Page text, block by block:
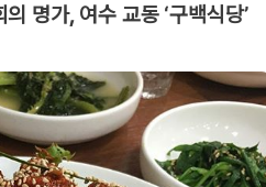
명가, 여수 교동 ‘구백식당’